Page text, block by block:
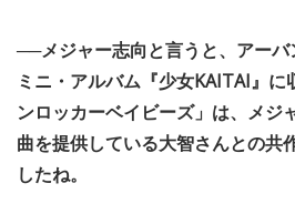
──メジャー志向と言うと、アー
ミニ・アルバム『少女KAITAI』に
ンロッカーベイビーズ」は、メジ
曲を提供している大智さんとの共
したね。